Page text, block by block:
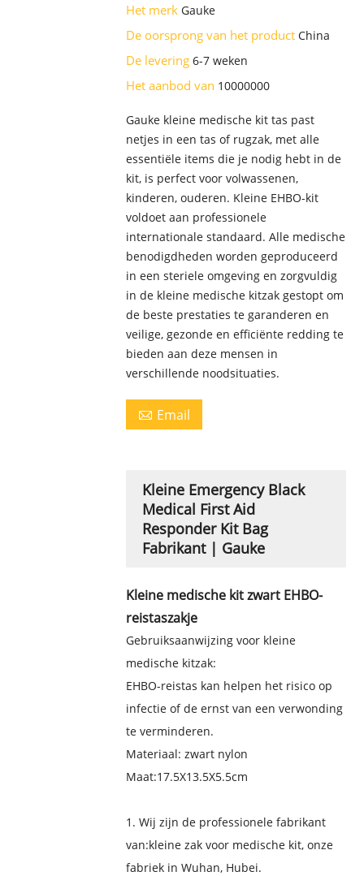
Het merk Gauke
De oorsprong van het product China
De levering 6-7 weken
Het aanbod van 10000000
Gauke kleine medische kit tas past
netjes in een tas of rugzak, met alle
essentiële items die je nodig hebt in de
kit, is perfect voor volwassenen,
kinderen, ouderen. Kleine EHBO-kit
voldoet aan professionele
internationale standaard. Alle medische
benodigdheden worden geproduceerd
in een steriele omgeving en zorgvuldig
in de kleine medische kitzak gestopt om
de beste prestaties te garanderen en
veilige, gezonde en efficiënte redding te
bieden aan deze mensen in
verschillende noodsituaties.
 Email
Kleine Emergency Black
Medical First Aid
Responder Kit Bag
Fabrikant | Gauke
Kleine medische kit zwart EHBO-
reistaszakje
Gebruiksaanwijzing voor kleine
medische kitzak:
EHBO-reistas kan helpen het risico op
infectie of de ernst van een verwonding
te verminderen.
Materiaal: zwart nylon
Maat:17.5X13.5X5.5cm
1. Wij zijn de professionele fabrikant
van:kleine zak voor medische kit, onze
fabriek in Wuhan, Hubei.